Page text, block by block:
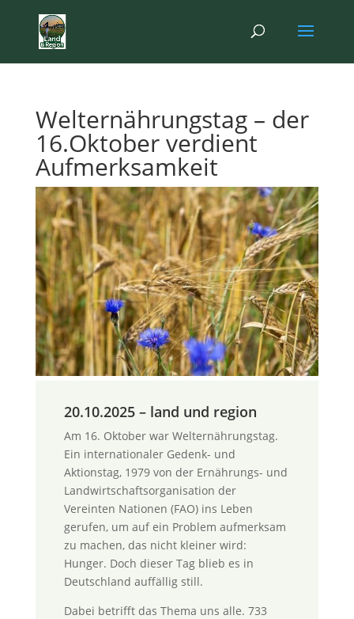
Welternährungstag – der
16.Oktober verdient
Aufmerksamkeit
20.10.2025 – land und region
Am 16. Oktober war Welternährungstag.
Ein internationaler Gedenk- und
Aktionstag, 1979 von der Ernährungs- und
Landwirtschaftsorganisation der
Vereinten Nationen (FAO) ins Leben
gerufen, um auf ein Problem aufmerksam
zu machen, das nicht kleiner wird:
Hunger. Doch dieser Tag blieb es in
Deutschland auffällig still.
Dabei betrifft das Thema uns alle. 733